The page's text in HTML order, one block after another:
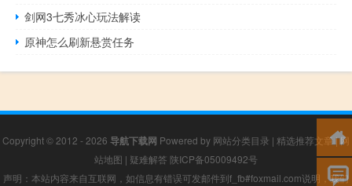
剑网3七秀冰心玩法解读
原神怎么刷新悬赏任务
Copyright © 2012 - 2026 导航下载网 Powered by 网站分类目录 | 精选推荐文章 |网
站地图 | 疑难解答 陕ICP备05009492号
声明：本站内容来自互联网，如信息有错误可发邮件到f_fb#foxmail.com说明，我们